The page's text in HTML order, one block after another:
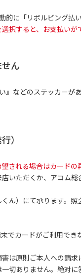
に「リボルビング払い
すると、お支払いが
ん
』などのステッカーが
）
される場合はカードの
いただくか、アコム
ん）にて承ります。
でカードがご利用で
は原則ご本人への請求
切ありません。絶対に